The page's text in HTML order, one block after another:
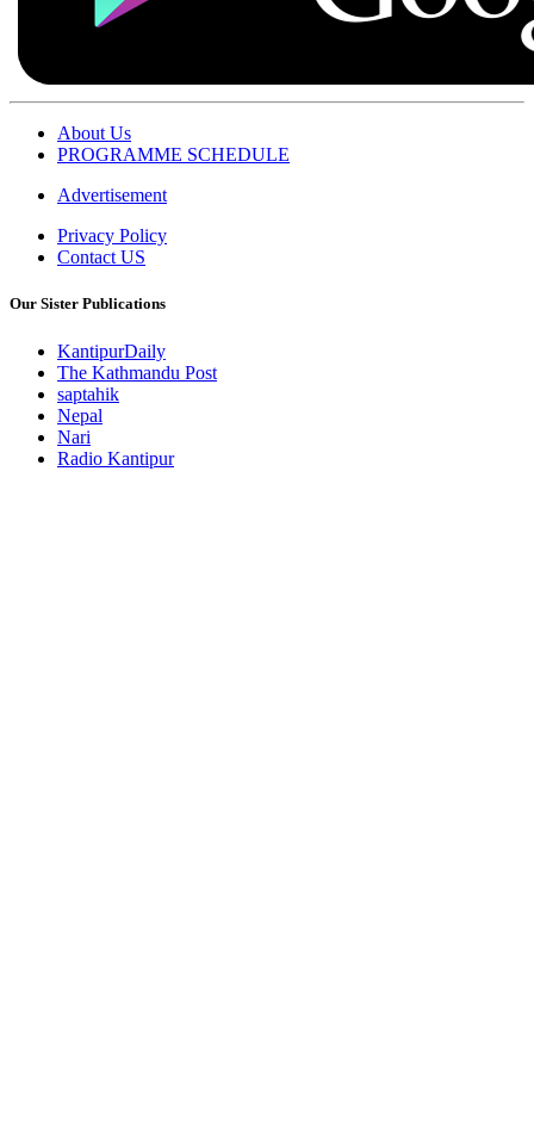
About Us
PROGRAMME SCHEDULE
Advertisement
Privacy Policy
Contact US
Our Sister Publications
KantipurDaily
The Kathmandu Post
saptahik
Nepal
Nari
Radio Kantipur